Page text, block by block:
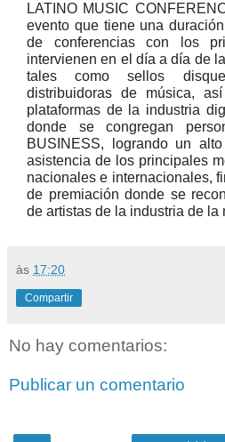
LATINO MUSIC
evento que tiene una
de conferencias con los
intervienen en el día a día de
tales como sellos
distribuidoras de música,
plataformas de la industria
donde se congregan
BUSINESS, logrando un
asistencia de los principales
nacionales e internacionales,
de premiación donde se
de artistas de la industria de la
às 17:20
Compartir
No hay comentarios:
Publicar un comentario